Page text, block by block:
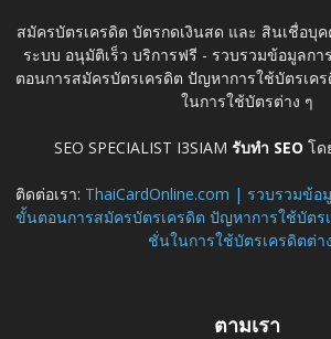
สมัครบัตรเครดิต บัตรกดเงินสด และ สินเชื่อบุ
ระบบ อนุมัติเร็ว บริการฟรี - รวบรวมข้อมูลก
ตอนการสมัครบัตรเครดิต ปัญหาการใช้บัตรเค
ในการใช้บัตรต่าง ๆ
SEO SPECIALIST I3SIAM รับทำ SEO โด
ติดต่อเรา: ThaiCardOnline.com | รวบรวมข้อ
ขั้นตอนการสมัครบัตรเครดิต ปัญหาการใช้บัตร
ชั่นในการใช้บัตรเครดิตต่า
ตามเรา